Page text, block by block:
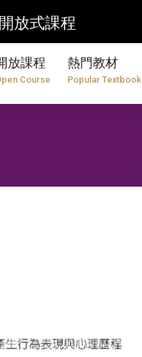
放式課程
放課程
Course
熱門教材
Popular Textbook